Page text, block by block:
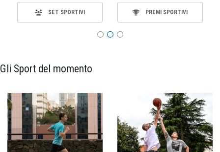
SET SPORTIVI PREMI SPORTIVI
Gli Sport del momento